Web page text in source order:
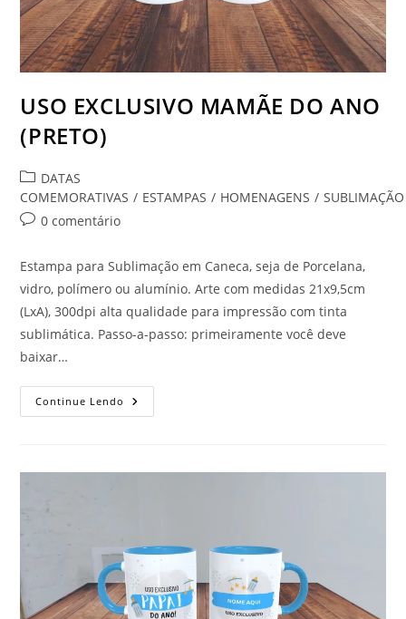
USO EXCLUSIVO MAMÃE DO ANO
(PRETO)
Categoria
do
post:
DATAS
COMEMORATIVAS / ESTAMPAS / HOMENAGENS / SUBLIMAÇÃO
Comentários
post:
0 comentário
Estampa para Sublimação em Caneca, seja de Porcelana,
vidro, polímero ou alumínio. Arte com medidas 21x9,5cm
(LxA), 300dpi alta qualidade para impressão com tinta
sublimática. Passo-a-passo: primeiramente você deve
baixar…
Continue Lendo USO
EXCLUSIVO